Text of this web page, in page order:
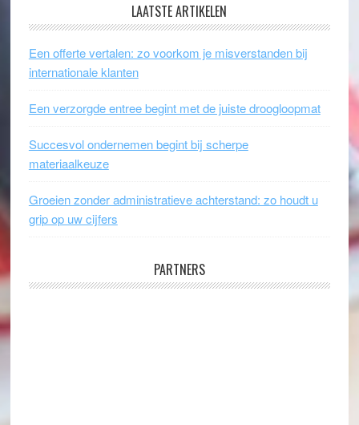
LAATSTE ARTIKELEN
Een offerte vertalen: zo voorkom je misverstanden bij
internationale klanten
Een verzorgde entree begint met de juiste droogloopmat
Succesvol ondernemen begint bij scherpe
materiaalkeuze
Groeien zonder administratieve achterstand: zo houdt u
grip op uw cijfers
PARTNERS